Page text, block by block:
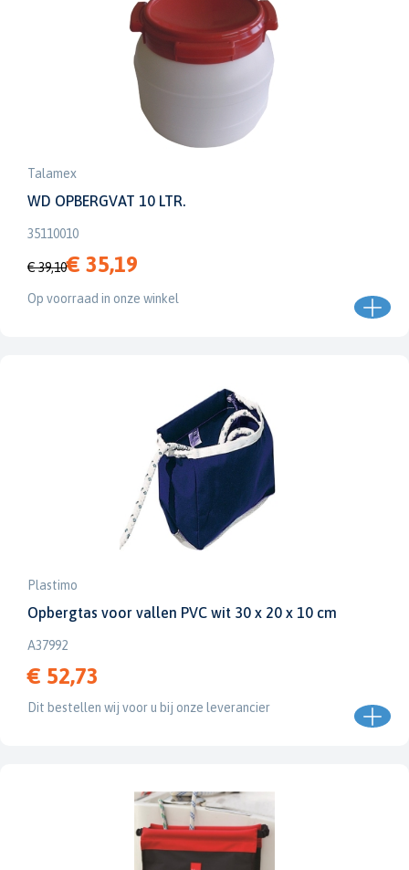
Talamex
WD OPBERGVAT 10 LTR.
35110010
€ 39,10€ 35,19
Op voorraad in onze winkel
Plastimo
Opbergtas voor vallen PVC wit 30 x 20 x 10 cm
A37992
€ 52,73
Dit bestellen wij voor u bij onze leverancier